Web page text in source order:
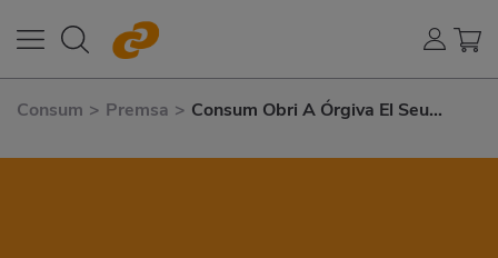
Consum > Premsa > Consum Obri A Órgiva El Seu